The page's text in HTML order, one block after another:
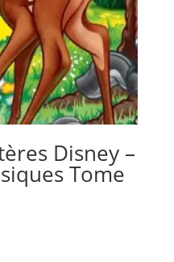
Disney –
Tome